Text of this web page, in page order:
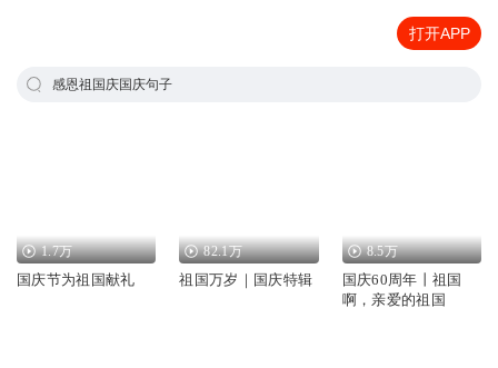
打开APP
感恩祖国庆国庆句子
1.7万
国庆节为祖国献礼
82.1万
祖国万岁｜国庆特辑
8.5万
国庆60周年丨祖国
啊，亲爱的祖国